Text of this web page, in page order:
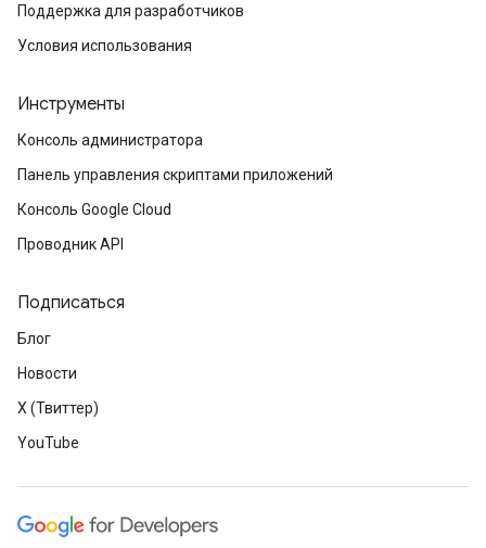
Поддержка для разработчиков
Условия использования
Инструменты
Консоль администратора
Панель управления скриптами приложений
Консоль Google Cloud
Проводник API
Подписаться
Блог
Новости
X (Твиттер)
YouTube